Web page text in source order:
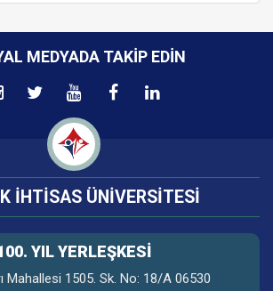
MEDYADA TAKIP EDIN
İHTİSAS ÜNİVERSİTESİ
YIL YERLEŞKESI
Mahallesi 1505. Sk. No: 18/A 06530